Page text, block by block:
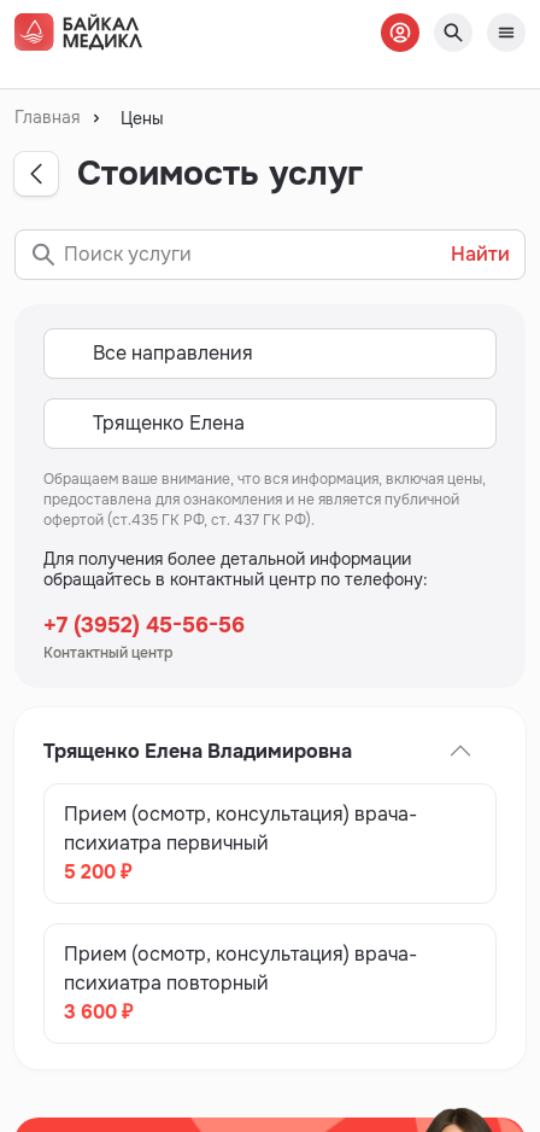
Главная Цены
Стоимость услуг
Найти
Обращаем ваше внимание, что вся информация, включая цены,
предоставлена для ознакомления и не является публичной
офертой (ст.435 ГК РФ, ст. 437 ГК РФ).
Для получения более детальной информации
обращайтесь в контактный центр по телефону:
+7 (3952) 45-56-56
Контактный центр
Трященко Елена Владимировна
Прием (осмотр, консультация) врача-
психиатра первичный
5 200 ₽
Прием (осмотр, консультация) врача-
психиатра повторный
3 600 ₽